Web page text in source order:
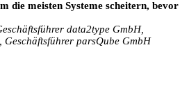
die meisten Systeme scheitern, bevor
data2type GmbH,
parsQube GmbH